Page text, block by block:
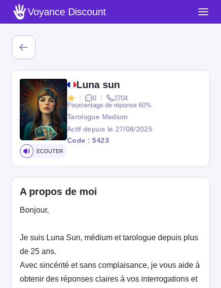
Voyance Discount
ECOUTER
Luna sun
0
2704
Pourcentage de réponse 60%
Tarologue Medium
Actif depuis le 27/08/2025
Code : 5423
A propos de moi
Bonjour,
Je suis Luna Sun, médium et tarologue depuis plus
de 25 ans.
Avec sincérité et sans complaisance, je vous aide à
obtenir des réponses claires à vos interrogations et